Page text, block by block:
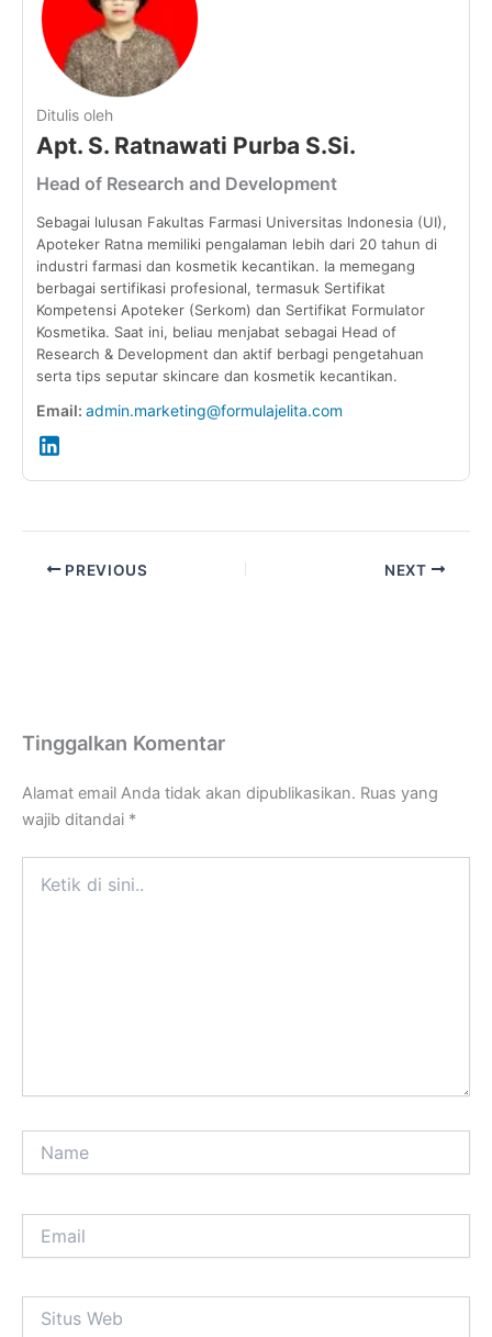
Ditulis oleh
Apt. S. Ratnawati Purba S.Si.
Head of Research and Development
Sebagai lulusan Fakultas Farmasi Universitas Indonesia (UI),
Apoteker Ratna memiliki pengalaman lebih dari 20 tahun di
industri farmasi dan kosmetik kecantikan. Ia memegang
berbagai sertifikasi profesional, termasuk Sertifikat
Kompetensi Apoteker (Serkom) dan Sertifikat Formulator
Kosmetika. Saat ini, beliau menjabat sebagai Head of
Research & Development dan aktif berbagi pengetahuan
serta tips seputar skincare dan kosmetik kecantikan.
Email: admin.marketing@formulajelita.com
PREVIOUS NEXT
Tinggalkan Komentar
Alamat email Anda tidak akan dipublikasikan. Ruas yang
wajib ditandai *
Web